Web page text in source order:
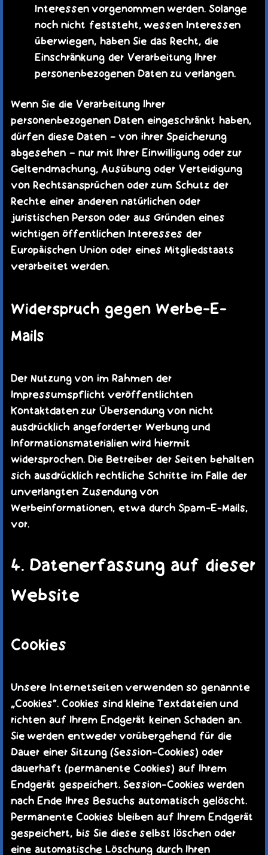
Interessen vorgenommen werden. Solange
noch nicht feststeht, wessen Interessen
überwiegen, haben Sie das Recht, die
Einschränkung der Verarbeitung Ihrer
personenbezogenen Daten zu verlangen.
Wenn Sie die Verarbeitung Ihrer
personenbezogenen Daten eingeschränkt haben,
dürfen diese Daten – von ihrer Speicherung
abgesehen – nur mit Ihrer Einwilligung oder zur
Geltendmachung, Ausübung oder Verteidigung
von Rechtsansprüchen oder zum Schutz der
Rechte einer anderen natürlichen oder
juristischen Person oder aus Gründen eines
wichtigen öffentlichen Interesses der
Europäischen Union oder eines Mitgliedstaats
verarbeitet werden.
Widerspruch gegen Werbe-E-
Mails
Der Nutzung von im Rahmen der
Impressumspflicht veröffentlichten
Kontaktdaten zur Übersendung von nicht
ausdrücklich angeforderter Werbung und
Informationsmaterialien wird hiermit
widersprochen. Die Betreiber der Seiten behalten
sich ausdrücklich rechtliche Schritte im Falle der
unverlangten Zusendung von
Werbeinformationen, etwa durch Spam-E-Mails,
vor.
4. Datenerfassung auf dieser
Website
Cookies
Unsere Internetseiten verwenden so genannte
„Cookies“. Cookies sind kleine Textdateien und
richten auf Ihrem Endgerät keinen Schaden an.
Sie werden entweder vorübergehend für die
Dauer einer Sitzung (Session-Cookies) oder
dauerhaft (permanente Cookies) auf Ihrem
Endgerät gespeichert. Session-Cookies werden
nach Ende Ihres Besuchs automatisch gelöscht.
Permanente Cookies bleiben auf Ihrem Endgerät
gespeichert, bis Sie diese selbst löschen oder
eine automatische Löschung durch Ihren